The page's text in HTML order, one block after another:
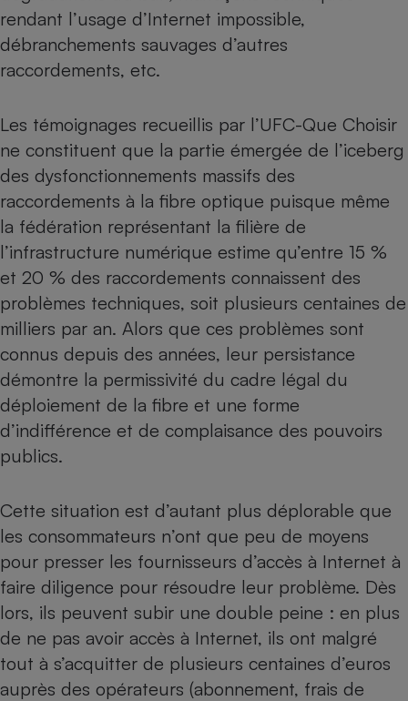
rendant l’usage d’Internet impossible,
débranchements sauvages d’autres
raccordements, etc.
Les témoignages recueillis par l’UFC-Que Choisir
ne constituent que la partie émergée de l’iceberg
des dysfonctionnements massifs des
raccordements à la fibre optique puisque même
la fédération représentant la filière de
l’infrastructure numérique estime qu’entre 15 %
et 20 % des raccordements connaissent des
problèmes techniques, soit plusieurs centaines de
milliers par an. Alors que ces problèmes sont
connus depuis des années, leur persistance
démontre la permissivité du cadre légal du
déploiement de la fibre et une forme
d’indifférence et de complaisance des pouvoirs
publics.
Cette situation est d’autant plus déplorable que
les consommateurs n’ont que peu de moyens
pour presser les fournisseurs d’accès à Internet à
faire diligence pour résoudre leur problème. Dès
lors, ils peuvent subir une double peine : en plus
de ne pas avoir accès à Internet, ils ont malgré
tout à s’acquitter de plusieurs centaines d’euros
auprès des opérateurs (abonnement, frais de